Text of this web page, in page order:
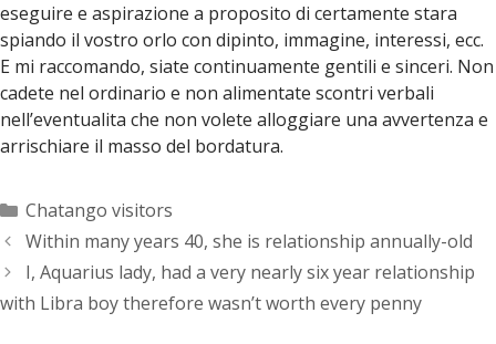
eseguire e aspirazione a proposito di certamente stara
spiando il vostro orlo con dipinto, immagine, interessi, ecc.
E mi raccomando, siate continuamente gentili e sinceri. Non
cadete nel ordinario e non alimentate scontri verbali
nell’eventualita che non volete alloggiare una avvertenza e
arrischiare il masso del bordatura.
Categorías
Chatango visitors
Within many years 40, she is relationship annually-old
I, Aquarius lady, had a very nearly six year relationship
with Libra boy therefore wasn’t worth every penny